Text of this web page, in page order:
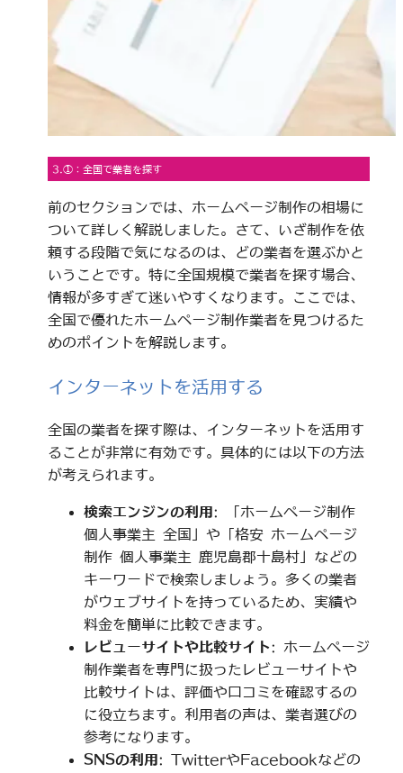
3.①：全国で業者を探す
前のセクションでは、ホームページ制作の相場に
ついて詳しく解説しました。さて、いざ制作を依
頼する段階で気になるのは、どの業者を選ぶかと
いうことです。特に全国規模で業者を探す場合、
情報が多すぎて迷いやすくなります。ここでは、
全国で優れたホームページ制作業者を見つけるた
めのポイントを解説します。
インターネットを活用する
全国の業者を探す際は、インターネットを活用す
ることが非常に有効です。具体的には以下の方法
が考えられます。
検索エンジンの利用 : 「ホームページ制作
個人事業主 全国」や「格安 ホームページ
制作 個人事業主 鹿児島郡十島村」などの
キーワードで検索しましょう。多くの業者
がウェブサイトを持っているため、実績や
料金を簡単に比較できます。
レビューサイトや比較サイト: ホームページ
制作業者を専門に扱ったレビューサイトや
比較サイトは、評価や口コミを確認するの
に役立ちます。利用者の声は、業者選びの
参考になります。
SNSの利用 : TwitterやFacebookなどの